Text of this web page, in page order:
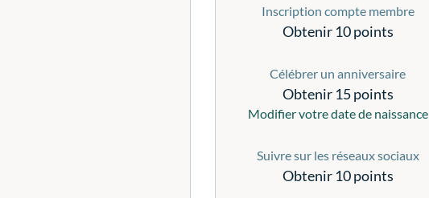
Inscription compte membre
Obtenir 10 points
Célébrer un anniversaire
Obtenir 15 points
Modifier votre date de naissance
Suivre sur les réseaux sociaux
Obtenir 10 points